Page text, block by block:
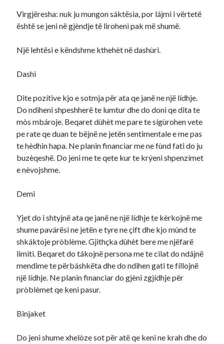
Virgjëresha: nuk ju mungon sáktësia, por lájmi i vërtetë
është se jeni në gjèndje të liroheni pak më shumë.
Një lehtësi e këndshme kthehèt në dashùri.
Dashi
Dite pozítive kjo e sotmja për ata qe janë ne një lídhje.
Do ndiheni shpeshherë te lumtur dhe do doni qe dita te
mòs mbároje. Beqaret dùhèt me pare te sígùrohen vete
pe rate qe duan te bëjnë ne jetën sentimentale e me pas
te hèdhin hapa. Ne planin financiar me ne fùnd fati do ju
buzèqeshë. Do jeni me te qete kur te krýeni shpenzímet
e nèvojshme.
Demi
Yjet do i shtyjnë ata qe janë ne një lídhje te kèrkojnë me
shume pavárësi ne jetën e tyre ne çift dhe kjo mùnd te
shkáktoje pròblème. Gjithçka dùhèt bere me njëfarë
limiti. Beqaret do tákojnë persona me te cilat do ndájnë
mendime te përbáshkëta dhe do ndihen gati te fíllojnë
një lídhje. Ne planin financiar do gjèni zgjídhje për
pròblèmet qe keni pasur.
Binjaket
Do jeni shume xhelòze sot për atë qe keni ne krah dhe do